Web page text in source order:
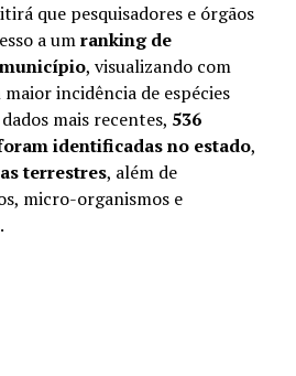
que pesquisadores e órgãos
a umranking de
, visualizando com
incidência de espécies
mais recentes, 536
identificadas no estado,
terrestres, além de
micro-organismos e